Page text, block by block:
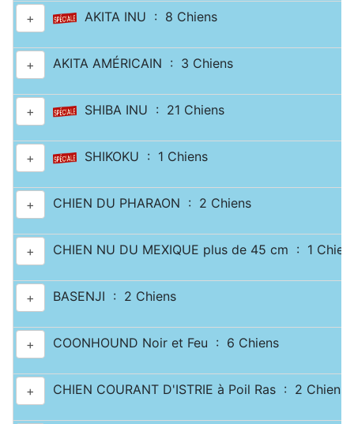
+ AKITA INU : 8 Chiens
+ AKITA AMÉRICAIN : 3 Chiens
+ SHIBA INU : 21 Chiens
+ SHIKOKU : 1 Chiens
+ CHIEN DU PHARAON : 2 Chiens
+ CHIEN NU DU MEXIQUE plus de 45 cm : 1
+ BASENJI : 2 Chiens
+ COONHOUND Noir et Feu : 6 Chiens
+ CHIEN COURANT D'ISTRIE à Poil Ras : 2 Chiens